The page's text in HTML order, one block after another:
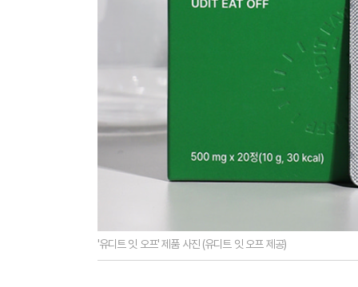
'유디트 잇 오프' 제품 사진 (유디트 잇 오프 제공)